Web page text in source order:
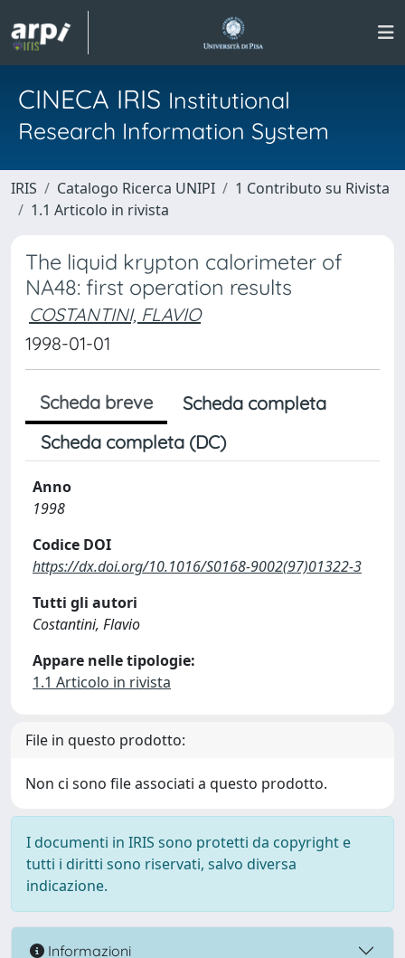
CINECA IRIS Institutional
Research Information System
IRIS Catalogo Ricerca UNIPI
1 Contributo su Rivista
1.1 Articolo in rivista
The liquid krypton calorimeter of
NA48: first operation results
COSTANTINI, FLAVIO
1998-01-01
Scheda breve
Scheda completa
Scheda completa (DC)
Anno
1998
Codice DOI
https://dx.doi.org/10.1016/S0168-9002(97)01322-3
Tutti gli autori
Costantini, Flavio
Appare nelle tipologie:
1.1 Articolo in rivista
File in questo prodotto:
Non ci sono file associati a questo prodotto.
I documenti in IRIS sono protetti da copyright e
tutti i diritti sono riservati, salvo diversa
indicazione.
Informazioni